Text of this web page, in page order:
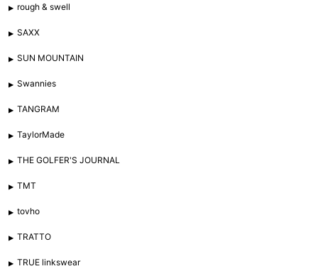
rough & swell
SAXX
SUN MOUNTAIN
Swannies
TANGRAM
TaylorMade
THE GOLFER'S JOURNAL
TMT
tovho
TRATTO
TRUE linkswear